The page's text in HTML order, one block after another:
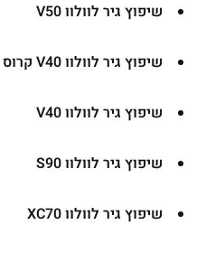
שיפוץ גיר לוולוו V50
שיפוץ גיר לוולוו V40 קרוס קאנטרי
שיפוץ גיר לוולוו V40
שיפוץ גיר לוולוו S90
שיפוץ גיר לוולוו XC70